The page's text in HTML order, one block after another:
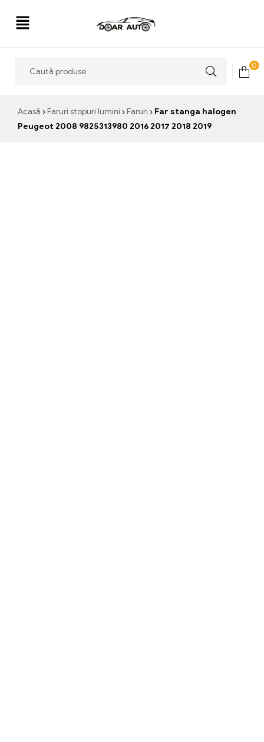
0
Acasă Faruri stopuri lumini Faruri
Far stanga halogen
Peugeot 2008 9825313980 2016 2017 2018 2019